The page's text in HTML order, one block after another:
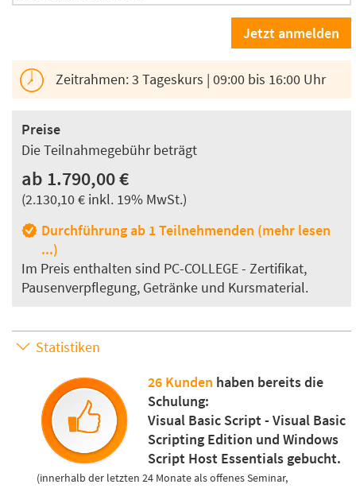
Zeitrahmen: 3 Tageskurs | 09:00 bis 16:00 Uhr
Preise
Die Teilnahmegebühr beträgt
ab 1.790,00 €
(2.130,10 € inkl. 19% MwSt.)
Durchführung ab 1 Teilnehmenden (mehr lesen
...)
Im Preis enthalten sind PC-COLLEGE - Zertifikat,
Pausenverpflegung, Getränke und Kursmaterial.
Statistiken
26 Kunden haben bereits die
Schulung:
Visual Basic Script - Visual Basic
Scripting Edition und Windows
Script Host Essentials gebucht.
(innerhalb der letzten 24 Monate als offenes Seminar,